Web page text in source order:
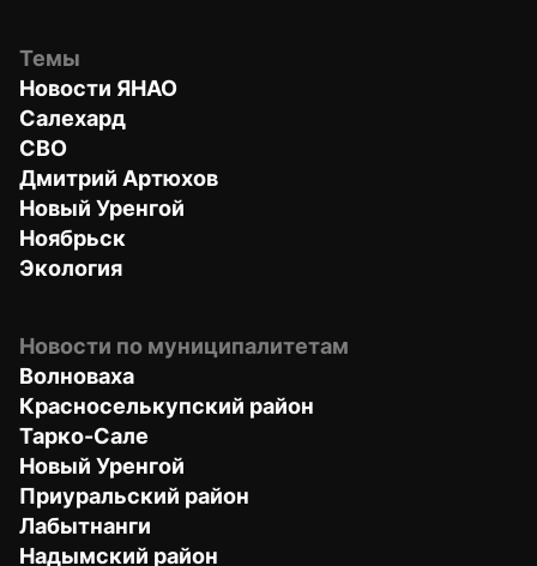
Темы
Новости ЯНАО
Салехард
СВО
Дмитрий Артюхов
Новый Уренгой
Ноябрьск
Экология
Новости по муниципалитетам
Волноваха
Красноселькупский район
Тарко-Сале
Новый Уренгой
Приуральский район
Лабытнанги
Надымский район